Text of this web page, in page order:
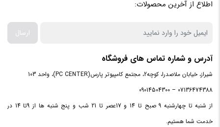
سازگار با
عامل‌های
Windows 10, Windows 8, Windows 7,
Windows Vista, Windows XP, Mac OS X,
Linux
اطلاع از آخرین محصولات:
ارسال
آدرس و شماره تماس های فروشگاه
شیراز، خیابان ملاصدرا، کوچه2، مجتمع کامپیوتر پارس(PC CENTER)، واحد 103
07136474388 – 09014504300
از شنبه تا چهارشنبه 9 صبح تا 14 و 17عصر تا 21 شب و پنج شنبه ها از 9تا 14 در
خدمت شما هستیم.